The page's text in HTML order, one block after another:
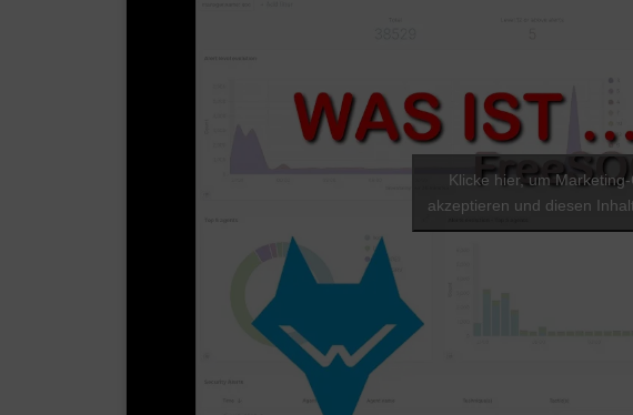
Klicke hier, um
akzeptieren und diesen